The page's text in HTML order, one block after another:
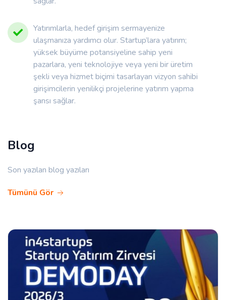
Yatırımlarla, hedef girişim sermayenize
ulaşmanıza yardımcı olur. Startup’lara yatırım;
yüksek büyüme potansiyeline sahip yeni
pazarlara, yeni teknolojiye veya yeni bir üretim
şekli veya hizmet biçimi tasarlayan vizyon sahibi
girişimcilerin yenilikçi projelerine yatırım yapma
şansı sağlar.
Blog
Son yazılan blog yazıları
Tümünü Gör